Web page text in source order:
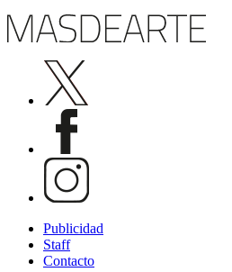
Publicidad
Staff
Contacto